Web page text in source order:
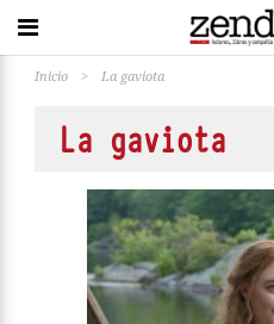
Inicio > La gaviota
La gaviota